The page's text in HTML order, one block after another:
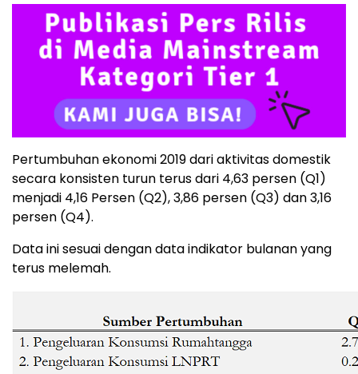
Pertumbuhan ekonomi 2019 dari aktivitas domestik
secara konsisten turun terus dari 4,63 persen (Q1)
menjadi 4,16 Persen (Q2), 3,86 persen (Q3) dan 3,16
persen (Q4).
Data ini sesuai dengan data indikator bulanan yang
terus melemah.